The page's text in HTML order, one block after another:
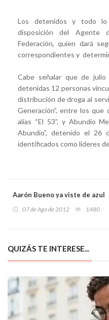
Los detenidos y todo lo
disposición del Agente
Federación, quien dará
correspondientes y
Cabe señalar que de
detenidas 12 personas
distribución de droga al
Generación”, entre los
alias “El 53”, y Abundio
Abundio”, detenido el 26
identificados como líderes
Aarón Bueno ya viste de azul
07 de Ago de 2012 1480
QUIZÁS TE INTERESE...